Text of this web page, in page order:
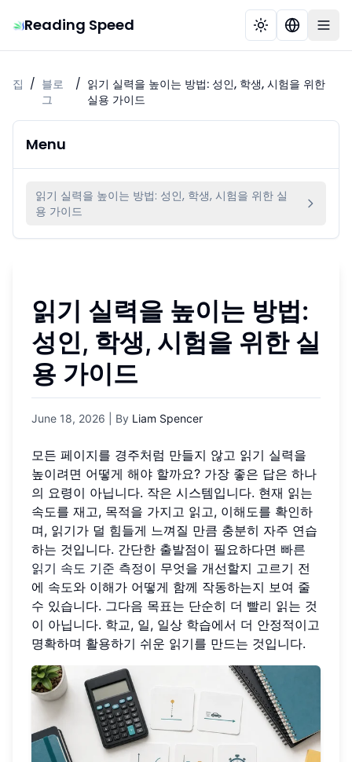
Reading Speed
집 / 블로
그
/ 읽기 실력을 높이는 방법: 성인, 학생, 시험을 위한
실용 가이드
Menu
읽기 실력을 높이는 방법: 성인, 학생, 시험을 위한 실
용 가이드
읽기 실력을 높이는 방법:
성인, 학생, 시험을 위한 실
용 가이드
June 18, 2026 | By Liam Spencer
모든 페이지를 경주처럼 만들지 않고 읽기 실력을
높이려면 어떻게 해야 할까요? 가장 좋은 답은 하나
의 요령이 아닙니다. 작은 시스템입니다. 현재 읽는
속도를 재고, 목적을 가지고 읽고, 이해도를 확인하
며, 읽기가 덜 힘들게 느껴질 만큼 충분히 자주 연습
하는 것입니다. 간단한 출발점이 필요하다면 빠른
읽기 속도 기준 측정이 무엇을 개선할지 고르기 전
에 속도와 이해가 어떻게 함께 작동하는지 보여 줄
수 있습니다. 그다음 목표는 단순히 더 빨리 읽는 것
이 아닙니다. 학교, 일, 일상 학습에서 더 안정적이고
명확하며 활용하기 쉬운 읽기를 만드는 것입니다.